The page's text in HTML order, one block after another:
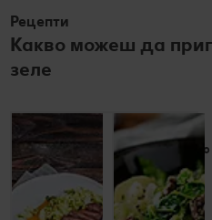
Рецепти
Какво можеш да
зеле
Гъши гърди с
карамелизирано
зеле и пюре от
тиква